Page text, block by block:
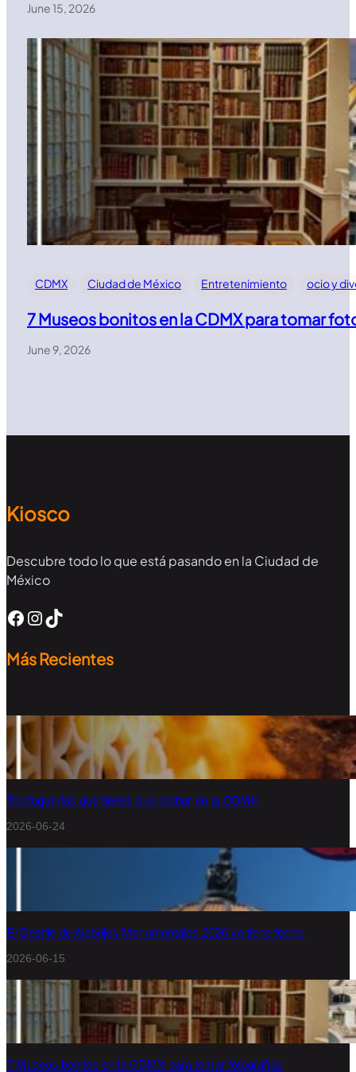
June 15, 2026
CDMX Ciudad de México Entretenimiento ocio y
7 Museos bonitos en la CDMX para tomar
June 9, 2026
Kiosco
Descubre todo lo que está pasando en la Ciudad de
México
Más Recientes
Top taquerías que tienes que probar en la CDMX
2026-06-24
El Desfile de Alebrijes Monumentales 2026 ya tiene fecha
2026-06-15
7 Museos bonitos en la CDMX para tomar fotografías